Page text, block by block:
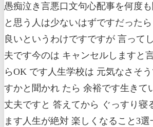
愚痴泣き言悪口文句心配事を何度
と思う人は少ないはずですだった
良いというわけですですが 言って
夫です今のは キャンセルしますと
らOK です人生学校は 元気なさそ
すかと聞かれ たら 余裕です生きて
丈夫ですと 答えてから ぐっすり寝
ます人生が絶対 楽しくなること3選